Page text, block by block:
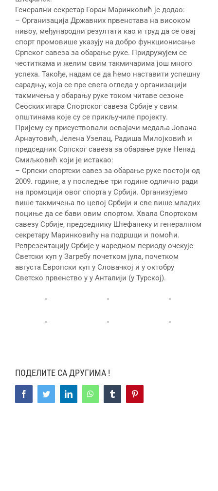
Генерални секретар Горан Маринковић је додао:
– Организација Државних првенстава на високом
нивоу, међународни резултати као и труд да се овај
спорт промовише указују на добро функционисање
Српског савеза за обарање руке. Придружујем се
честиткама и желим свим такмичарима још много
успеха. Такође, надам се да ћемо наставити успешну
сарадњу, која се пре свега огледа у организацији
такмичења у обарању руке током читаве сезоне
Сеоских игара Спортског савеза Србије у свим
општинама које су се прикључиле пројекту.
Пријему су присуствовали освајачи медаља Јована
Арнаутовић, Јелена Узелац, Радиша Милојковић и
председник Српског савеза за обарање руке Ненад
Смиљковић који је истакао:
– Српски спортски савез за обарање руке постоји од
2009. године, а у последње три године одлично ради
на промоцији овог спорта у Србији. Организујемо
више такмичења по целој Србији и све више младих
поциње да се бави овим спортом. Хвала Спортском
савезу Србије, председнику Штефанеку и генералном
секретару Маринковићу на подршци и помоћи.
Репрезентацију Србије у наредном периоду очекује
Светски куп у Загребу почетком јула, почетком
августа Европски куп у Словачкој и у октобру
Светско првенство у у Анталији (у Турској).
ПОДЕЛИТЕ СА ДРУГИМА !
FacebookTwitterLinkedInWhatsAppTumblr